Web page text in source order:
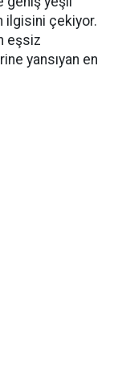
ilgisini çekiyor.
eşsiz
yansıyan en